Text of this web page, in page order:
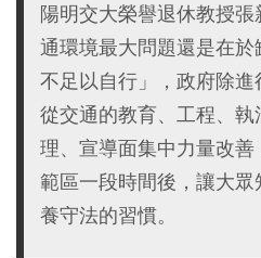
陽明交大榮譽退休教授
通環境最大問題還是在
不足以自行」，政府除
從交通的教育、工程、
理、宣導面集中力量改
範區一段時間後，讓大
養守法的習慣。